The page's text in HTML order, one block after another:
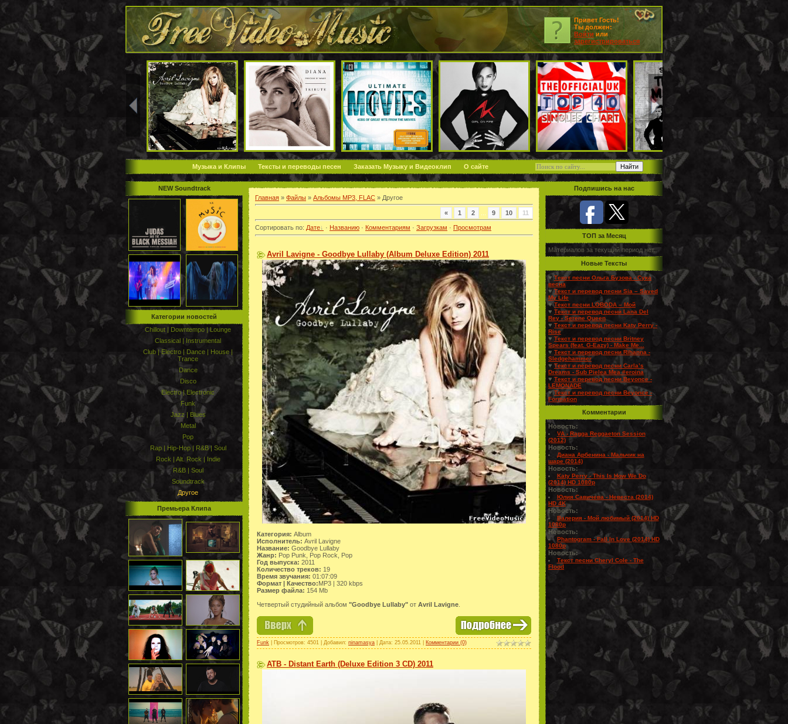
Привет Гость!
Ты должен:
Войти или
зарегистрироваться
Музыка и Клипы Тексты и переводы песен Заказать Музыку и Видеоклип О сайте
NEW Soundtrack
Категории новостей
Chillout | Downtempo | Lounge
Classical | Instrumental
Club | Electro | Dance | House |
Trance
Dance
Disco
Electro | Electronic
Funk
Jazz | Blues
Metal
Pop
Rap | Hip-Hop | R&B | Soul
Rock | Alt. Rock | Indie
R&B | Soul
Soundtrack
Другое
Премьера Клипа
Главная » Файлы » Альбомы MP3, FLAC » Другое
« 1 2 9 10 11
Сортировать по: Дате · Названию · Комментариям · Загрузкам · Просмотрам
Avril Lavigne - Goodbye Lullaby (Album Deluxe Edition) 2011
Категория: Album
Исполнитель: Avril Lavigne
Название: Goodbye Lullaby
Жанр: Pop Punk, Pop Rock, Pop
Год выпуска: 2011
Количество треков: 19
Время звучания: 01:07:09
Формат | Качество:MP3 | 320 kbps
Размер файла: 154 Mb
Четвертый студийный альбом "Goodbye Lullaby" от Avril Lavigne
Funk | Просмотров: 4501 | Добавил: ninamasya | Дата: 25.05.2011 Комментарии (0)
ATB - Distant Earth (Deluxe Edition 3 CD) 2011
Подпишись на нас
TOП за Месяц
Материалов за текущий период нет.
Новые Тексты
♥Текст песни Ольга Бузова - Сука
весна
♥Текст и перевод песни Sia – Saved
My Life
♥Текст песни LOBODA – Мой
♥ Текст и перевод песни Lana Del
Rey - Serene Queen
♥ Текст и перевод песни Katy Perry -
Rise
♥ Текст и перевод песни Britney
Spears (feat. G-Eazy) - Make Me...
♥ Текст и перевод песни Rihanna -
Sledgehammer
♥ Текст и перевод песни Carla’s
Dreams - Sub Pielea Mea #eroina
♥ Текст и перевод песни Beyonce -
LEMONADE
♥Текст и перевод песни Beyonce -
Formation
Комментарии
Новость:
VA - Ragga Reggaeton Session
(2012)
Новость:
Диана Арбенина - Мальчик на
шаре (2014)
Новость:
Katy Perry - This Is How We Do
(2014) HD 1080p
Новость:
Юлия Савичева - Невеста (2014)
HD 4K
Новость:
Валерия - Мой любимый (2014) HD
1080p
Новость:
Phantogram - Fall In Love (2014) HD
1080p
Новость:
Текст песни Cheryl Cole - The
Flood